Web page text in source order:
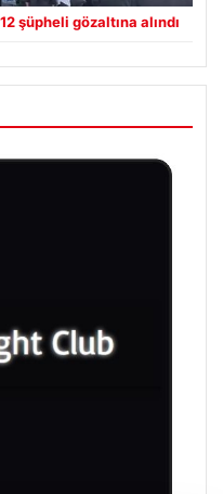
şüpheli gözaltına alındı